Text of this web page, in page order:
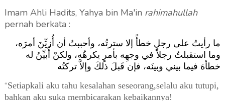
Imam Ahli Hadits, Yahya bin Ma'in rahimahullah
pernah berkata :
ما رأيتُ على رجلٍ خطأً إلا سترتُه، وأحببتُ أن أُزيِّنَ أمرَه،
وما استقبلتُ رجلاً في وجهِه بأمرٍ يكرهُه، ولكنْ أُبيِّنُ له
خطأهَ فيما بيني وبينَه، فإن قَبلَ ذلكَ وإلاَّ تركتُه
“Setiapkali aku tahu kesalahan seseorang,selalu aku tutupi,
bahkan aku suka membicarakan kebaikannya!